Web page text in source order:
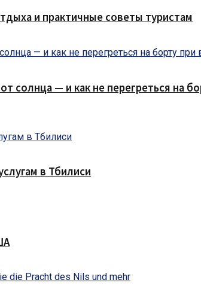
и практичные советы туристам
солнца — и как не перегреться на
в Тбилиси